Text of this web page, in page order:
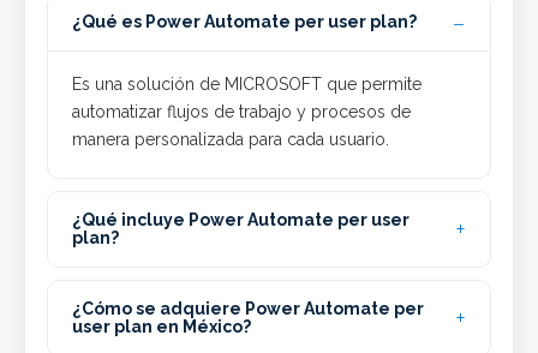
¿Qué es Power Automate per user plan?
Es una solución de MICROSOFT que permite
automatizar flujos de trabajo y procesos de
manera personalizada para cada usuario.
¿Qué incluye Power Automate per user
plan?
¿Cómo se adquiere Power Automate per
user plan en México?